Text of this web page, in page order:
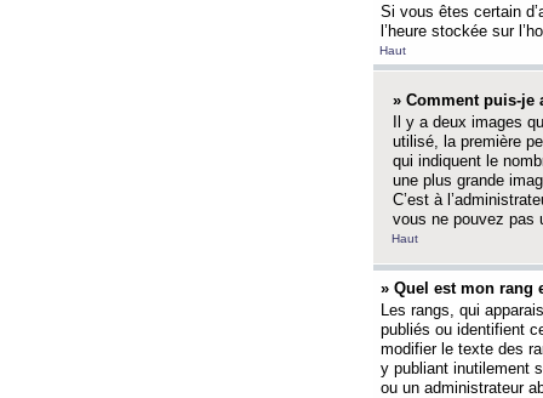
Si vous êtes certain
l’heure stockée sur
Haut
» Comment puis-je
Il y a deux images
utilisé, la première
qui indiquent le
une plus grande
C’est à
vous ne pouvez pas
Haut
» Quel est mon rang
Les rangs, qui
publiés ou identifient
modifier le texte des
y publiant inutilement
ou un administrateur